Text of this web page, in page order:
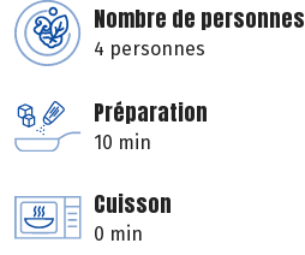
Nombre de personnes
4 personnes
Préparation
10 min
Cuisson
0 min